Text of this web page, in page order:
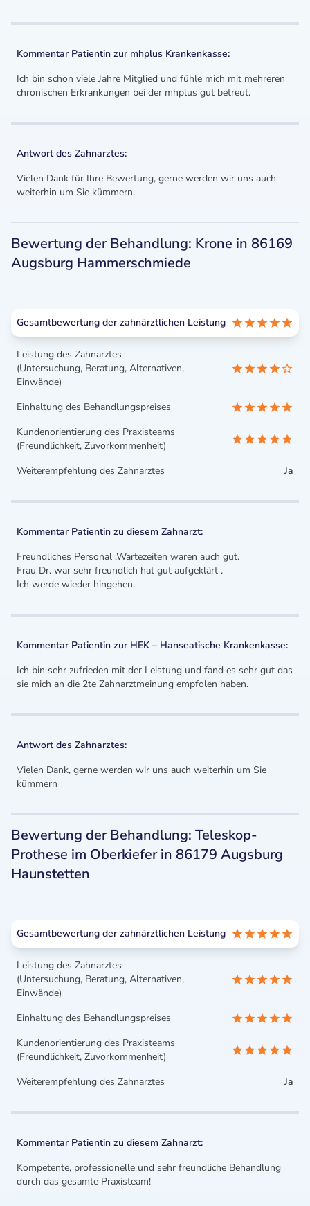
Kommentar Patientin zur mhplus Krankenkasse:
Ich bin schon viele Jahre Mitglied und fühle mich mit mehreren
chronischen Erkrankungen bei der mhplus gut betreut.
Antwort des Zahnarztes:
Vielen Dank für Ihre Bewertung, gerne werden wir uns auch
weiterhin um Sie kümmern.
Bewertung der Behandlung: Krone in 86169
Augsburg Hammerschmiede
Gesamtbewertung der zahnärztlichen Leistung
Leistung des Zahnarztes
(Untersuchung, Beratung, Alternativen,
Einwände)
Einhaltung des Behandlungspreises
Kundenorientierung des Praxisteams
(Freundlichkeit, Zuvorkommenheit)
Weiterempfehlung des Zahnarztes
Ja
Kommentar Patientin zu diesem Zahnarzt:
Freundliches Personal ,Wartezeiten waren auch gut.
Frau Dr. war sehr freundlich hat gut aufgeklärt .
Ich werde wieder hingehen.
Kommentar Patientin zur HEK – Hanseatische Krankenkasse:
Ich bin sehr zufrieden mit der Leistung und fand es sehr gut das
sie mich an die 2te Zahnarztmeinung empfolen haben.
Antwort des Zahnarztes:
Vielen Dank, gerne werden wir uns auch weiterhin um Sie
kümmern
Bewertung der Behandlung: Teleskop-
Prothese im Oberkiefer in 86179 Augsburg
Haunstetten
Gesamtbewertung der zahnärztlichen Leistung
Leistung des Zahnarztes
(Untersuchung, Beratung, Alternativen,
Einwände)
Einhaltung des Behandlungspreises
Kundenorientierung des Praxisteams
(Freundlichkeit, Zuvorkommenheit)
Weiterempfehlung des Zahnarztes
Ja
Kommentar Patientin zu diesem Zahnarzt:
Kompetente, professionelle und sehr freundliche Behandlung
durch das gesamte Praxisteam!